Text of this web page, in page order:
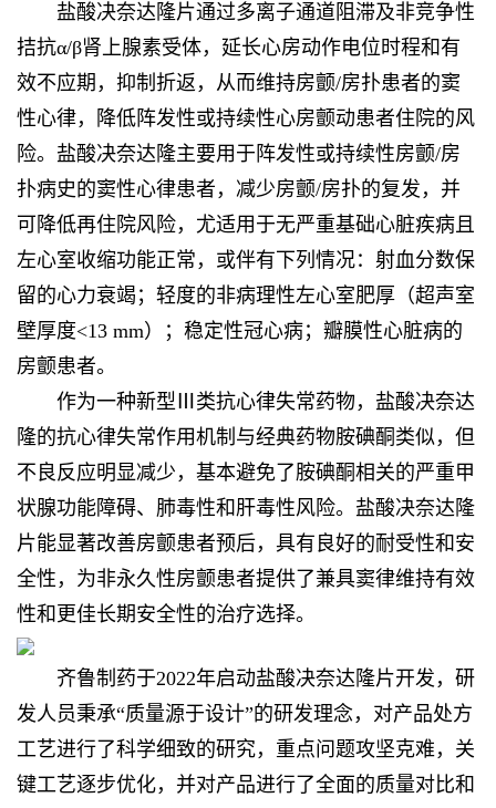
盐酸决奈达隆片通过多离子通道阻滞及非竞争性
拮抗α/β肾上腺素受体，延长心房动作电位时程和有
效不应期，抑制折返，从而维持房颤/房扑患者的窦
性心律，降低阵发性或持续性心房颤动患者住院的风
险。盐酸决奈达隆主要用于阵发性或持续性房颤/房
扑病史的窦性心律患者，减少房颤/房扑的复发，并
可降低再住院风险，尤适用于无严重基础心脏疾病且
左心室收缩功能正常，或伴有下列情况：射血分数保
留的心力衰竭；轻度的非病理性左心室肥厚（超声室
壁厚度<13 mm）；稳定性冠心病；瓣膜性心脏病的
房颤患者。
作为一种新型Ⅲ类抗心律失常药物，盐酸决奈达
隆的抗心律失常作用机制与经典药物胺碘酮类似，但
不良反应明显减少，基本避免了胺碘酮相关的严重甲
状腺功能障碍、肺毒性和肝毒性风险。盐酸决奈达隆
片能显著改善房颤患者预后，具有良好的耐受性和安
全性，为非永久性房颤患者提供了兼具窦律维持有效
性和更佳长期安全性的治疗选择。
齐鲁制药于2022年启动盐酸决奈达隆片开发，研
发人员秉承“质量源于设计”的研发理念，对产品处方
工艺进行了科学细致的研究，重点问题攻坚克难，关
键工艺逐步优化，并对产品进行了全面的质量对比和